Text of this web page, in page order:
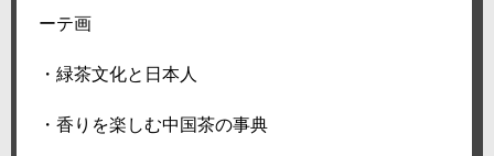
ーテ画
・緑茶文化と日本人
・香りを楽しむ中国茶の事典